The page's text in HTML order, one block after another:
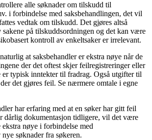
alle søknader om tilskudd til
i forbindelse med saksbehandlingen, det vil
vedtak om tilskudd. Det gjøres altså
på tilskuddsordningen og det kan være
kontroll av enkeltsaker er irrelevant.
at saksbehandler er ekstra nøye når de
der det oftest skjer feilregistreringer eller
er typisk inntekter til fradrag. Også utgifter til
det gjøres feil. Se nærmere omtale i egne
har erfaring med at en søker har gitt feil
dårlig dokumentasjon tidligere, vil det være
nøye i forbindelse med
søknader fra søkeren.